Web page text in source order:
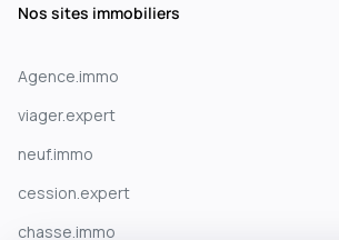
Nos sites immobiliers
Agence.immo
viager.expert
neuf.immo
cession.expert
chasse.immo